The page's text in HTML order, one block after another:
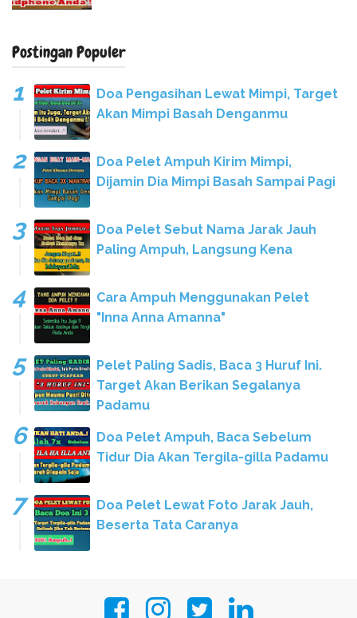
Postingan Populer
Doa Pengasihan Lewat Mimpi, Target
Akan Mimpi Basah Denganmu
Doa Pelet Ampuh Kirim Mimpi,
Dijamin Dia Mimpi Basah Sampai Pagi
Doa Pelet Sebut Nama Jarak Jauh
Paling Ampuh, Langsung Kena
Cara Ampuh Menggunakan Pelet
"Inna Anna Amanna"
Pelet Paling Sadis, Baca 3 Huruf Ini.
Target Akan Berikan Segalanya
Padamu
Doa Pelet Ampuh, Baca Sebelum
Tidur Dia Akan Tergila-gilla Padamu
Doa Pelet Lewat Foto Jarak Jauh,
Beserta Tata Caranya